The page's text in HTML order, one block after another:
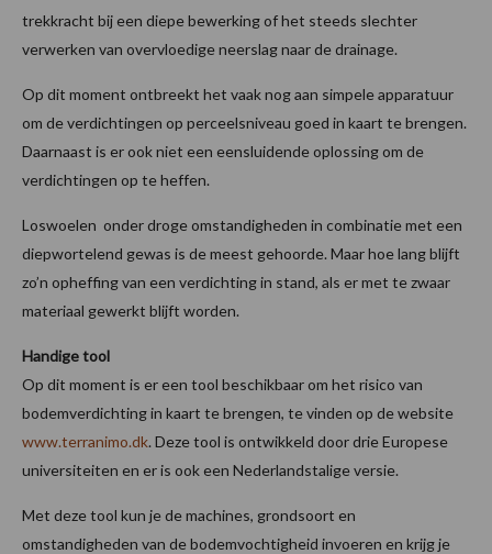
trekkracht bij een diepe bewerking of het steeds slechter
verwerken van overvloedige neerslag naar de drainage.
Op dit moment ontbreekt het vaak nog aan simpele apparatuur
om de verdichtingen op perceelsniveau goed in kaart te brengen.
Daarnaast is er ook niet een eensluidende oplossing om de
verdichtingen op te heffen.
Loswoelen onder droge omstandigheden in combinatie met een
diepwortelend gewas is de meest gehoorde. Maar hoe lang blijft
zo’n opheffing van een verdichting in stand, als er met te zwaar
materiaal gewerkt blijft worden.
Handige tool
Op dit moment is er een tool beschikbaar om het risico van
bodemverdichting in kaart te brengen, te vinden op de website
www.terranimo.dk. Deze tool is ontwikkeld door drie Europese
universiteiten en er is ook een Nederlandstalige versie.
Met deze tool kun je de machines, grondsoort en
omstandigheden van de bodemvochtigheid invoeren en krijg je